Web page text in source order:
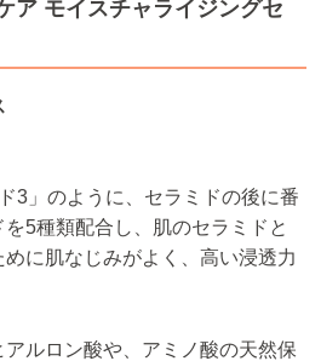
モイスチャライジングセ
3」のように、セラミドの後に番
5種類配合し、肌のセラミドと
に肌なじみがよく、高い浸透力
ルロン酸や、アミノ酸の天然保